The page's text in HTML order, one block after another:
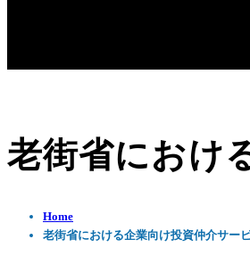
老街省におけ
Home
老街省における企業向け投資仲介サー